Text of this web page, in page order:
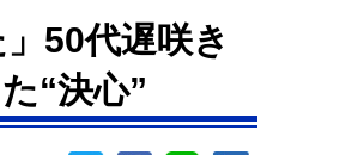
50代遅咲き
“決心”